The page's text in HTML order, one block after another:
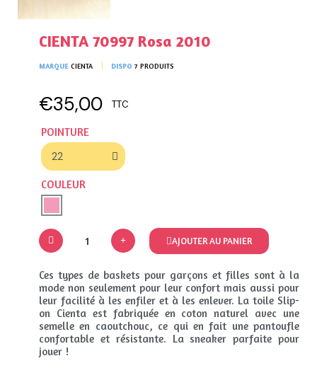
CIENTA 70997 Rosa 2010
MARQUE CIENTA DISPO 7 PRODUITS
€35,00 TTC
POINTURE
COULEUR
AJOUTER AU PANIER
Ces types de baskets pour garçons et filles sont à la
mode non seulement pour leur confort mais aussi pour
leur facilité à les enfiler et à les enlever. La toile Slip-
on Cienta est fabriquée en coton naturel avec une
semelle en caoutchouc, ce qui en fait une pantoufle
confortable et résistante. La sneaker parfaite pour
jouer !